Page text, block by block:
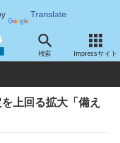
Translate
検索 Impressサイト
データセンター
上回る拡大「備え